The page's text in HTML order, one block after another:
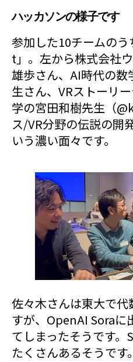
ハッカソンの様子です
参加した10チームの
t」。左から株式会社
雄歩さん、AI時代の
生さん、VRストーリ
学の宮田和樹先生（
ス/VR分野の伝説の開
いう濃い面々です。
佐々木さんは東大で
すが、OpenAI Soraに
てしまったそうです。
たくさんあるそうです。